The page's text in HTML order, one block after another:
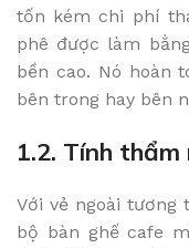
tốn kém chi phí
phê được làm
bền cao. Nó hoàn
bên trong hay bên
1.2. Tính thẩm
Với vẻ ngoài tương
bộ bàn ghế cafe